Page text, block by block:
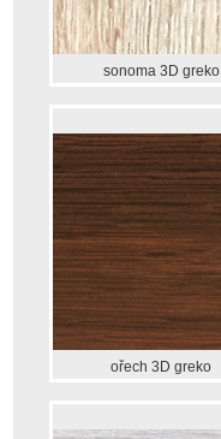
sonoma 3D greko
ořech 3D greko